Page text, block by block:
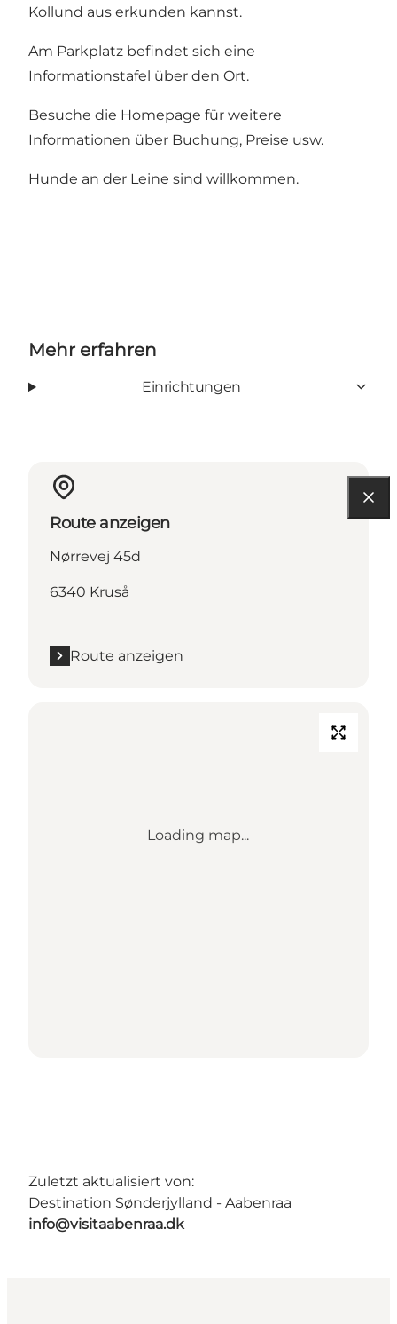
Kollund aus erkunden kannst.
Am Parkplatz befindet sich eine
Informationstafel über den Ort.
Besuche die Homepage für weitere
Informationen über Buchung, Preise usw.
Hunde an der Leine sind willkommen.
Mehr erfahren
Einrichtungen
Route anzeigen
Nørrevej 45d
6340 Kruså
Route anzeigen
Loading map...
Zuletzt aktualisiert von:
Destination Sønderjylland - Aabenraa
info@visitaabenraa.dk